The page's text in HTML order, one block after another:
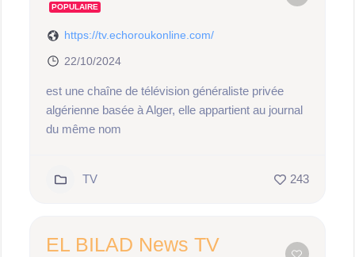
POPULAIRE
https://tv.echoroukonline.com/
22/10/2024
est une chaîne de télévision généraliste privée
algérienne basée à Alger, elle appartient au journal
du même nom
TV 243
EL BILAD News TV